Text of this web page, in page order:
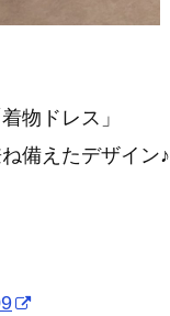
物ドレス」
備えたデザイン♪